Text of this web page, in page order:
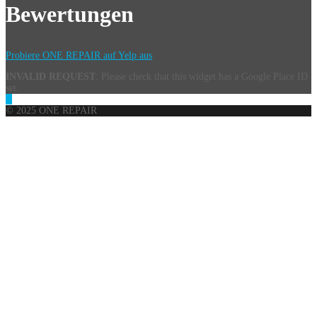
Bewertungen
Probiere ONE REPAIR auf Yelp aus
INVALID REQUEST
© 2025 ONE REPAIR